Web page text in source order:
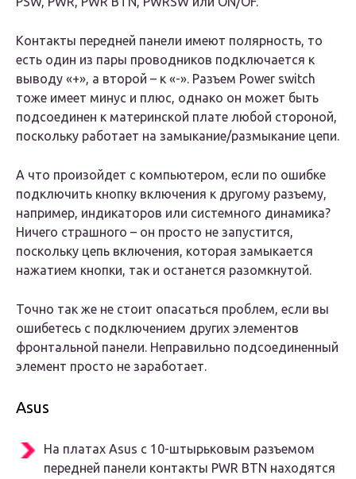
Контакты передней панели имеют полярность, то
есть один из пары проводников подключается к
выводу «+», а второй – к «-». Разъем Power switch
тоже имеет минус и плюс, однако он может быть
подсоединен к материнской плате любой стороной,
поскольку работает на замыкание/размыкание цепи.
А что произойдет с компьютером, если по ошибке
подключить кнопку включения к другому разъему,
например, индикаторов или системного динамика?
Ничего страшного – он просто не запустится,
поскольку цепь включения, которая замыкается
нажатием кнопки, так и останется разомкнутой.
Точно так же не стоит опасаться проблем, если вы
ошибетесь с подключением других элементов
фронтальной панели. Неправильно подсоединенный
элемент просто не заработает.
Asus
На платах Asus с 10-штырьковым разъемом
передней панели контакты PWR BTN находятся